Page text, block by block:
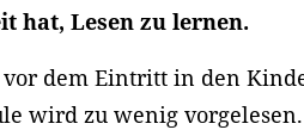
hat, Lesen zu lernen.
vor dem Eintritt in den
wird zu wenig